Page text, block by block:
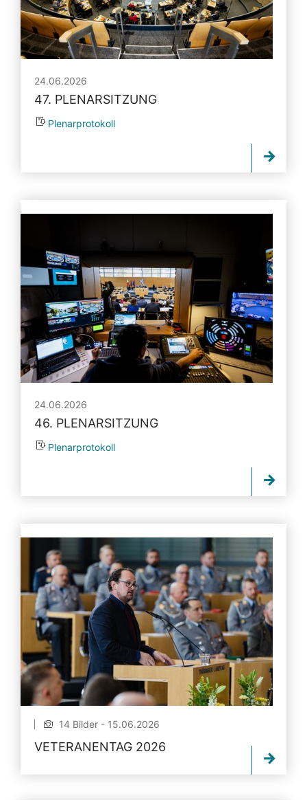
24.06.2026
47. PLENARSITZUNG
Plenarprotokoll
24.06.2026
46. PLENARSITZUNG
Plenarprotokoll
14 Bilder - 15.06.2026
VETERANENTAG 2026